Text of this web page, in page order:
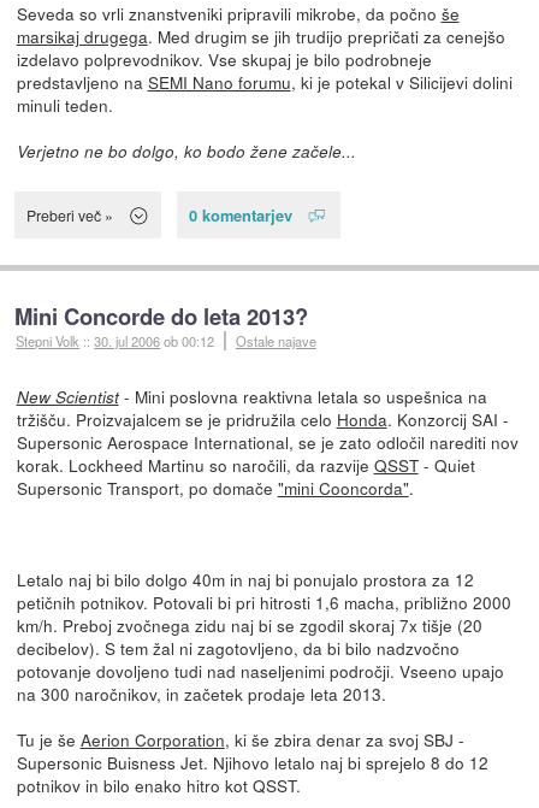
Seveda so vrli znanstveniki pripravili mikrobe, da počno še
marsikaj drugega. Med drugim se jih trudijo prepričati za cenejšo
izdelavo polprevodnikov. Vse skupaj je bilo podrobneje
predstavljeno na SEMI Nano forumu, ki je potekal v Silicijevi dolini
minuli teden.
Verjetno ne bo dolgo, ko bodo žene začele...
Preberi več » 0 komentarjev
Mini Concorde do leta 2013?
Stepni Volk ::30. jul 2006ob 00:12 Ostale najave
New Scientist- Mini poslovna reaktivna letala so uspešnica na
tržišču. Proizvajalcem se je pridružila celo Honda. Konzorcij SAI -
Supersonic Aerospace International, se je zato odločil narediti nov
korak. Lockheed Martinu so naročili, da razvije QSST- Quiet
Supersonic Transport, po domače "mini Cooncorda".
Letalo naj bi bilo dolgo 40m in naj bi ponujalo prostora za 12
petičnih potnikov. Potovali bi pri hitrosti 1,6 macha, približno 2000
km/h. Preboj zvočnega zidu naj bi se zgodil skoraj 7x tišje (20
decibelov). S tem žal ni zagotovljeno, da bi bilo nadzvočno
potovanje dovoljeno tudi nad naseljenimi področji. Vseeno upajo
na 300 naročnikov, in začetek prodaje leta 2013.
Tu je še Aerion Corporation, ki še zbira denar za svoj SBJ -
Supersonic Buisness Jet. Njihovo letalo naj bi sprejelo 8 do 12
potnikov in bilo enako hitro kot QSST.